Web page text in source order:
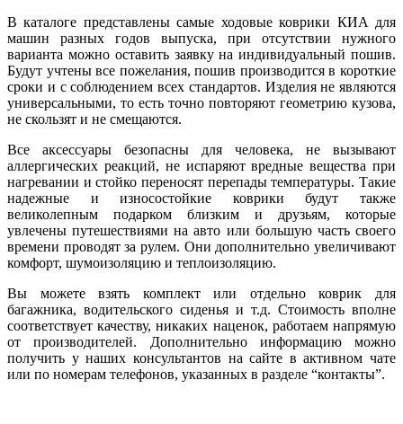
В каталоге представлены самые ходовые коврики КИА для
машин разных годов выпуска, при отсутствии нужного
варианта можно оставить заявку на индивидуальный пошив.
Будут учтены все пожелания, пошив производится в короткие
сроки и с соблюдением всех стандартов. Изделия не являются
универсальными, то есть точно повторяют геометрию кузова,
не скользят и не смещаются.
Все аксессуары безопасны для человека, не вызывают
аллергических реакций, не испаряют вредные вещества при
нагревании и стойко переносят перепады температуры. Такие
надежные и износостойкие коврики будут также
великолепным подарком близким и друзьям, которые
увлечены путешествиями на авто или большую часть своего
времени проводят за рулем. Они дополнительно увеличивают
комфорт, шумоизоляцию и теплоизоляцию.
Вы можете взять комплект или отдельно коврик для
багажника, водительского сиденья и т.д. Стоимость вполне
соответствует качеству, никаких наценок, работаем напрямую
от производителей. Дополнительно информацию можно
получить у наших консультантов на сайте в активном чате
или по номерам телефонов, указанных в разделе “контакты”.